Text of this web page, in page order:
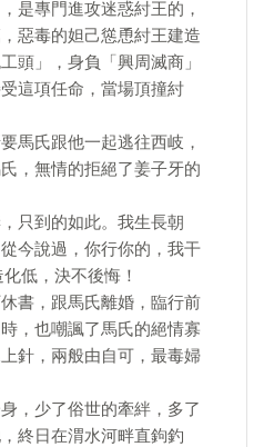
是專門進攻迷惑紂王的，
惡毒的妲己慫恿紂王建造
頭」，身負「興周滅商」
這項任命，當場頂撞紂
馬氏跟他一起逃往西岐，
，無情的拒絕了姜子牙的
只到的如此。我生長朝
今說過，你行你的，我干
低，決不後悔！
書，跟馬氏離婚，臨行前
，也嘲諷了馬氏的絕情寡
針，兩般由自可，最毒婦
，少了俗世的牽絆，多了
終日在渭水河畔直鉤釣